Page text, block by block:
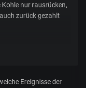
nur rausrücken,
zurück gezahlt
natürlich,
Ereignisse der